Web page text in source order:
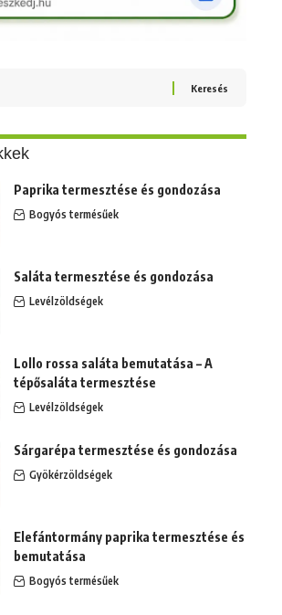
Paprika termesztése és gondozása
Bogyós termésűek
Saláta termesztése és gondozása
Levélzöldségek
Lollo rossa saláta bemutatása – A
tépősaláta termesztése
Levélzöldségek
Sárgarépa termesztése és gondozása
Gyökérzöldségek
Elefántormány paprika termesztése és
bemutatása
Bogyós termésűek